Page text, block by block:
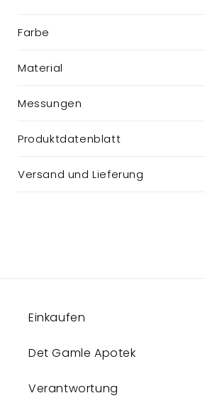
Farbe
Material
Messungen
Produktdatenblatt
Versand und Lieferung
Einkaufen
Det Gamle Apotek
Verantwortung